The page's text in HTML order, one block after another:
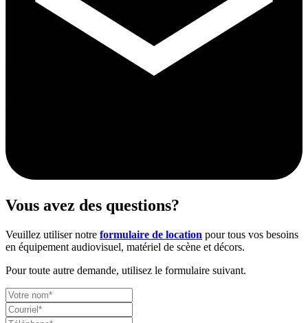
Vous avez des questions?
Veuillez utiliser notre formulaire de location pour tous vos besoins
en équipement audiovisuel, matériel de scène et décors.
Pour toute autre demande, utilisez le formulaire suivant.